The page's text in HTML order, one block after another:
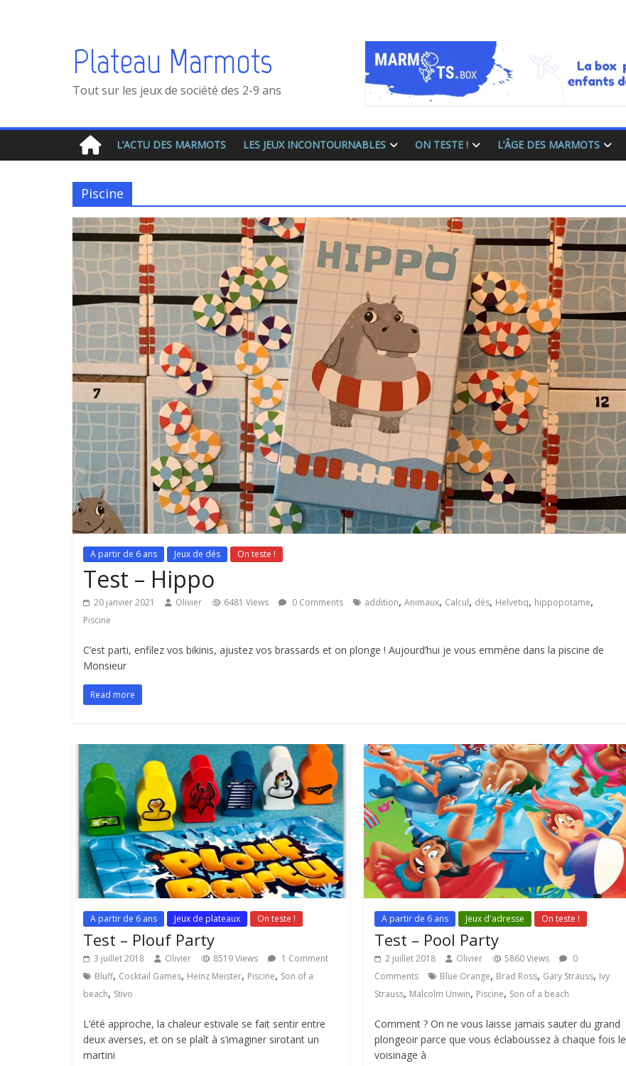
Plateau Marmots
Tout sur les jeux de société des 2-9 ans
L’ACTU DES MARMOTS LES JEUX INCONTOURNABLES ON TESTE ! L’ÂGE DES MARMOTS
Piscine
A partir de 6 ans Jeux de dés On teste !
Test – Hippo
20 janvier 2021 Olivier 6481 Views 0 Comments addition, Animaux, Calcul, dés, Helvetiq, hippopotame,
Piscine
C’est parti, enfilez vos bikinis, ajustez vos brassards et on plonge ! Aujourd’hui je vous emmène dans la piscine de
Monsieur
Read more
A partir de 6 ans Jeux de plateaux On teste !
Test – Plouf Party
3 juillet 2018 Olivier 8519 Views
1 Comment
Bluff, Cocktail Games, Heinz Meister, Piscine, Son of a
beach, Stivo
L’été approche, la chaleur estivale se fait sentir entre
deux averses, et on se plaît à s’imaginer sirotant un
martini
A partir de 6 ans Jeux d'adresse On teste !
Test – Pool Party
2 juillet 2018 Olivier 5860 Views
0
Comments
Blue Orange, Brad Ross, Gary Strauss, Ivy
Strauss, Malcolm Unwin, Piscine, Son of a beach
Comment ? On ne vous laisse jamais sauter du grand
plongeoir parce que vous éclaboussez à chaque fois le
voisinage à